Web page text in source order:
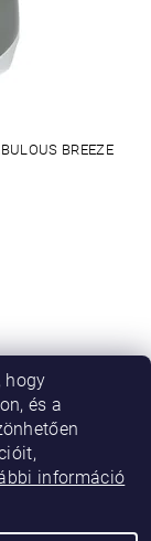
BREEZE
hogy
és a
információ